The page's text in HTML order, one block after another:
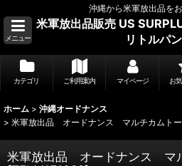
沖縄から米軍放出品を
メニュー
米軍放出品販売 US
リトルパ
カテゴリ ご利用案内 マイページ お
ホーム > 沖縄オードナンス
> 米軍放出品 オードナンス マルチカムト
米軍放出品 オードナンス マ